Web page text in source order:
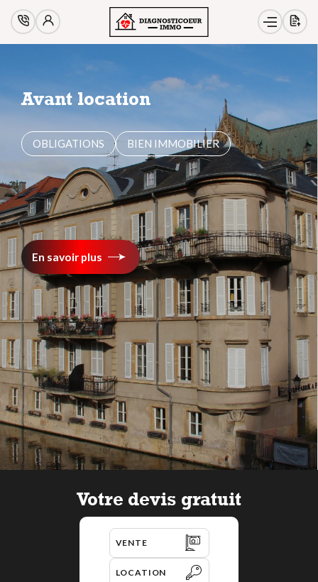
Avant location
OBLIGATIONS BIEN IMMOBILIER
En savoir plus
Votre devis gratuit
VENTE
LOCATION